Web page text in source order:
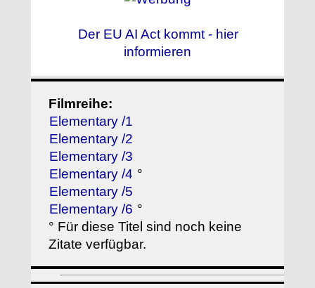
Der EU AI Act kommt - hier
informieren
Filmreihe:
Elementary /1
Elementary /2
Elementary /3
Elementary /4 °
Elementary /5
Elementary /6 °
° Für diese Titel sind noch keine
Zitate verfügbar.